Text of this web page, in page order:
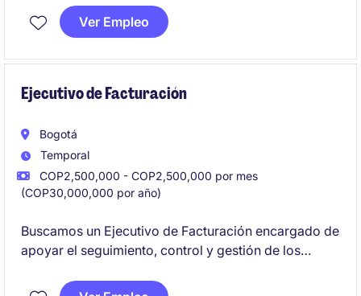
resultados, gestionando portafolio en el canal
institucional, con un profundo entendimiento de las
Ver Empleo
Ejecutivo de Facturación
Bogotá
Temporal
COP2,500,000 - COP2,500,000 por mes
(COP30,000,000 por año)
Buscamos un Ejecutivo de Facturación encargado de
apoyar el seguimiento, control y gestión de los
actividades administrativas del área. Su misión será